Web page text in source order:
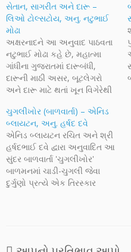
સેતાન, સાગરીત અને દારૂ –
લિઓ ટોલ્સટોય, અનુ. નટુભાઈ
મોઢા
અક્ષરનાદને આ અનુવાદ પાઠવતા
નટુભાઈ મોઢા કહે છે, મહાત્મા
ગાંધીના ગુજરાતમાં દારૂબંધી,
દારૂની માઠી અસર, બૂટલેગરો
અને દારૂ માટે થતાં ખૂન વિગેરેથી
દારૂ પીવો કે ન પીવો, માફકસર
દારૂ હાર્ટ માટે સારો એ બધાના
વિશ્લેષણની વાત મારે કરવી નથી.
હું ૧૯૫૮ માં ઈન્ટર કોમર્સમાં…
ચુગલીખોર (બાળવાર્તા) – એનિડ
બ્લાયટન, અનુ. હર્ષદ દવે
એનિડ બ્લાયટન રચિત અને શ્રી
હર્ષદભાઈ દવે દ્વારા અનુવાદિત આ
સુંદર બાળવાર્તા 'ચુગલીખોર'
બાળમનમાં ચાડી-ચુગલી જેવા
દુર્ગુણો પ્રત્યે એક તિરસ્કાર
તો એ તરત ગ્રહણ કરી શકે છે.